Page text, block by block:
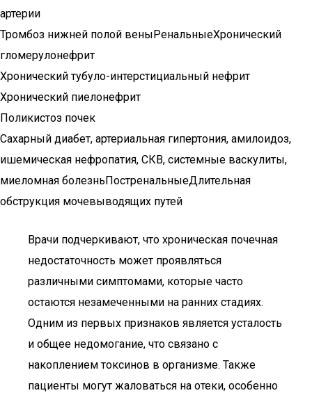
артерии
Тромбоз нижней полой веныРенальныеХронический
гломерулонефрит
Хронический тубуло-интерстициальный нефрит
Хронический пиелонефрит
Поликистоз почек
Сахарный диабет, артериальная гипертония, амилоидоз,
ишемическая нефропатия, СКВ, системные васкулиты,
миеломная болезньПостренальныеДлительная
обструкция мочевыводящих путей
Врачи подчеркивают, что хроническая почечная
недостаточность может проявляться
различными симптомами, которые часто
остаются незамеченными на ранних стадиях.
Одним из первых признаков является усталость
и общее недомогание, что связано с
накоплением токсинов в организме. Также
пациенты могут жаловаться на отеки, особенно